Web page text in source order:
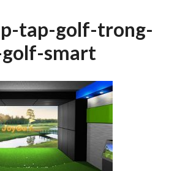
tap-golf-trong-
smart